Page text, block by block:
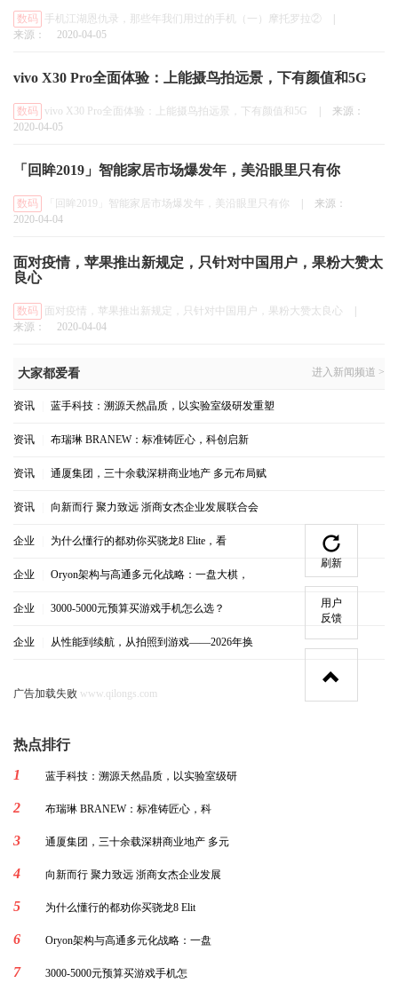
数码 手机江湖恩仇录，那些年我们用过的手机（一）摩托罗拉②
来源：
2020-04-05
vivo X30 Pro全面体验：上能摄鸟拍远景，下有颜值和5G
数码 vivo X30 Pro全面体验：上能摄鸟拍远景，下有颜值和5G
来源：
2020-04-05
「回眸2019」智能家居市场爆发年，美沿眼里只有你
数码 「回眸2019」智能家居市场爆发年，美沿眼里只有你
来源：
2020-04-04
面对疫情，苹果推出新规定，只针对中国用户，果粉大赞太
良心
数码 面对疫情，苹果推出新规定，只针对中国用户，果粉大赞太良心
来源：
2020-04-04
大家都爱看 进入新闻频道 >
资讯 蓝手科技：溯源天然晶质，以实验室级研发重塑
资讯 布瑞琳 BRANEW：标准铸匠心，科创启新
资讯 通厦集团，三十余载深耕商业地产 多元布局赋
资讯 向新而行 聚力致远 浙商女杰企业发展联合会
企业 为什么懂行的都劝你买骁龙8 Elite，看
企业 Oryon架构与高通多元化战略：一盘大棋，
企业 3000-5000元预算买游戏手机怎么选？
企业 从性能到续航，从拍照到游戏——2026年换
广告加载失败 www.qilongs.com
热点排行
1
蓝手科技：溯源天然晶质，以实验室级研
2 布瑞琳 BRANEW：标准铸匠心，科
3 通厦集团，三十余载深耕商业地产 多元
4 向新而行 聚力致远 浙商女杰企业发展
5 为什么懂行的都劝你买骁龙8 Elit
6 Oryon架构与高通多元化战略：一盘
7 3000-5000元预算买游戏手机怎
刷新
用户
反馈